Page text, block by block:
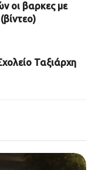
οι βαρκες με
Ταξιάρχη